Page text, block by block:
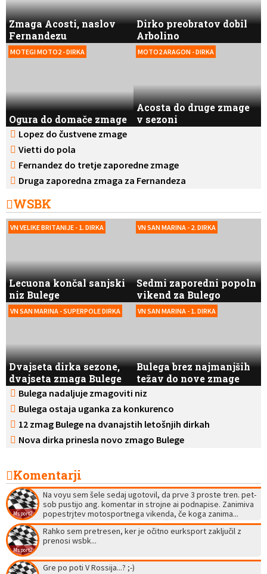
Zmaga Acosti, naslov
Fernandezu
Dirko preobratov dobil
Arbolino
MOTEGI MOTO2 - DIRKA
Ogura do domače zmage
MOTO2 ARAGON - DIRKA
Acosta do druge zmage
v sezoni
Lopez do čustvene zmage
Vietti do pola
Fernandez do tretje zaporedne zmage
Druga zaporedna zmaga za Fernandeza
WSBK
VN VELIKE BRITANIJE - 1. DIRKA
Lecuona končal sanjski
niz Bulege
VN SAN MARINA - 2. DIRKA
Sedmi zaporedni popoln
vikend za Bulego
VN SAN MARINA - SUPERPOLE DIRKA
Dvajseta dirka sezone,
dvajseta zmaga Bulege
VN SAN MARINA - 1. DIRKA
Bulega brez najmanjših
težav do nove zmage
Bulega nadaljuje zmagoviti niz
Bulega ostaja uganka za konkurenco
12 zmag Bulege na dvanajstih letošnjih dirkah
Nova dirka prinesla novo zmago Bulege
Komentarji
Msport2
Na voyu sem šele sedaj ugotovil, da prve 3 proste tren. pet-
sob pustijo ang. komentar in strojne ai podnapise. Zanimiva
popestrjtev motosportnega vikenda, če koga zanima...
Glede na mes. ceno, se bo letos očitno dalo videti ogromno.
No brainer: F1, motogp in superbike na enem mestu brez
reklam.
Msport2
Rahko sem pretresen, ker je očitno eurksport zaključil z
prenosi wsbk...
Gre po poti V Rossija...? ;-)